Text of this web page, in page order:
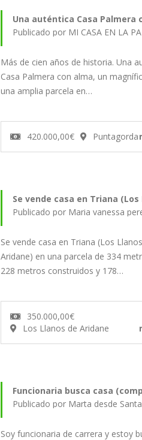
Una auténtica Casa Palmera
Publicado por MI CASA EN LA
Más de cien años de historia. Una
Casa Palmera con alma, un
una amplia parcela en…
420.000,00€ Puntagorda
Se vende casa en Triana
Publicado por Maria vanessa
Se vende casa en Triana (Los
Aridane) en una parcela de 334
228 metros construidos y 178…
350.000,00€
Los Llanos de Aridane
Funcionaria busca casa
Publicado por Marta desde
Soy funcionaria de carrera y estoy